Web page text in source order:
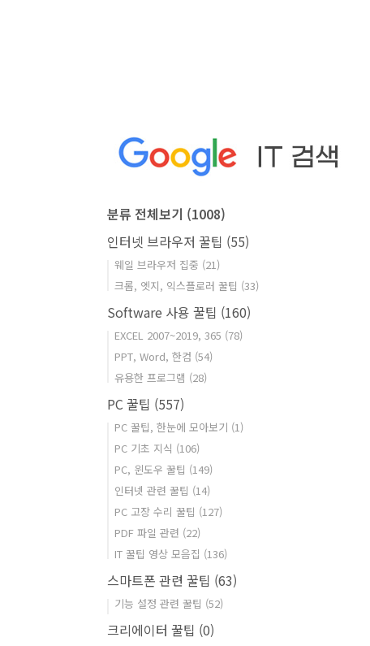
분류 전체보기 (1008)
인터넷 브라우저 꿀팁 (55)
웨일 브라우저 집중 (21)
크롬, 엣지, 익스플로러 꿀팁 (33)
Software 사용 꿀팁 (160)
EXCEL 2007~2019, 365 (78)
PPT, Word, 한컴 (54)
유용한 프로그램 (28)
PC 꿀팁 (557)
PC 꿀팁, 한눈에 모아보기 (1)
PC 기초 지식 (106)
PC, 윈도우 꿀팁 (149)
인터넷 관련 꿀팁 (14)
PC 고장 수리 꿀팁 (127)
PDF 파일 관련 (22)
IT 꿀팁 영상 모음집 (136)
스마트폰 관련 꿀팁 (63)
기능 설정 관련 꿀팁 (52)
크리에이터 꿀팁 (0)